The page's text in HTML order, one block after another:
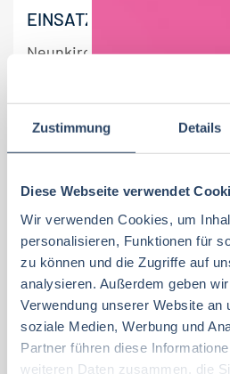
Zustimmung Details
Diese Webseite verwendet
Wir verwenden Cookies, um
personalisieren, Funktionen für
zu können und die Zugriffe auf
analysieren. Außerdem geben
Verwendung unserer Website an
soziale Medien, Werbung und
Partner führen diese
weiteren Daten zusammen, die
EINSATZORT
Neunkirchen am Brand bei
JOB DETAILS
Bio / Naturprodukte
Grundnahrungsmittel /
Vollzeit
Bayern